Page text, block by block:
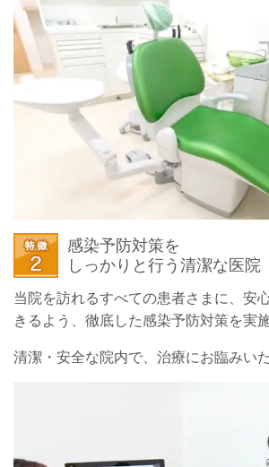
感染予防対策を
しっかりと行う清潔な医院
当院を訪れるすべての患者さまに、安
きるよう、徹底した感染予防対策を実施
清潔・安全な院内で、治療にお臨みい